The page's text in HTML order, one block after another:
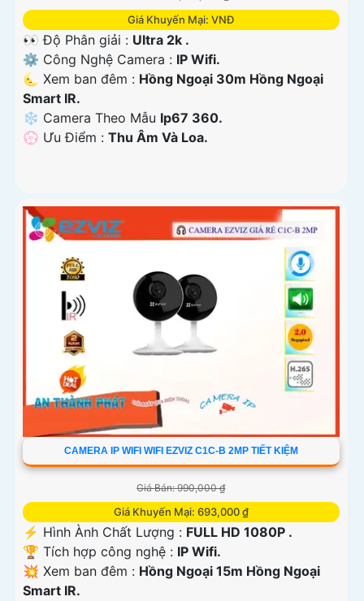
Giá Khuyến Mại: VNĐ
👀 Độ Phân giải : Ultra 2k .
⚙ Công Nghệ Camera : IP Wifi.
🌜 Xem ban đêm : Hồng Ngoại 30m Hồng Ngoại
Smart IR.
❄ Camera Theo Mẫu Ip67 360.
️💮 Ưu Điểm : Thu Âm Và Loa.
CAMERA IP WIFI WIFI EZVIZ C1C-B 2MP TIẾT KIỆM
Giá Bán: 990,000 ₫
Giá Khuyến Mại: 693,000 ₫
️⚡ Hình Ành Chất Lượng : FULL HD 1080P .
🏆 Tích hợp công nghệ : IP Wifi.
💥 Xem ban đêm : Hồng Ngoại 15m Hồng Ngoại
Smart IR.